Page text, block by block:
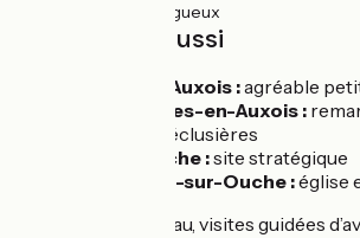
(100%) Rugueux
À découvrir aussi
Pouilly-en-Auxois :agréable
Vandenesses-en-Auxois :
de maisons éclusières
Pont-d'Ouche :site stratégique
La Bussière-sur-Ouche :église
Commarin : château, visites guidées